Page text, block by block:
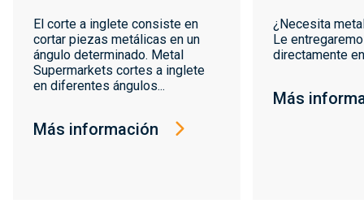
El corte a inglete consiste en
cortar piezas metálicas en un
ángulo determinado. Metal
Supermarkets cortes a inglete
en diferentes ángulos...
Más información
¿Necesita
Le
directamente
Más